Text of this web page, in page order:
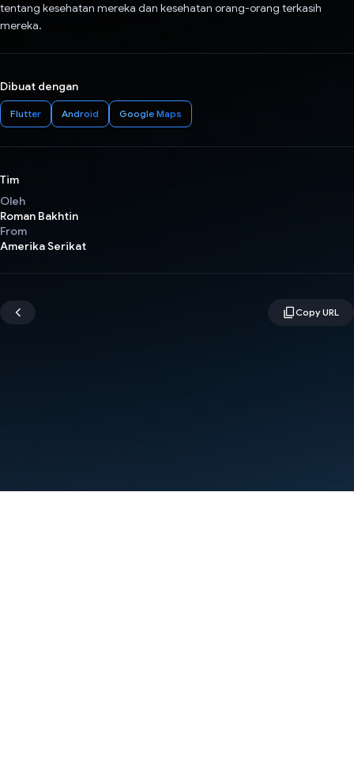
tentang kesehatan mereka dan kesehatan orang-orang terkasih
mereka.
Dibuat dengan
Flutter Android Google Maps
Tim
Oleh
Roman Bakhtin
From
Amerika Serikat